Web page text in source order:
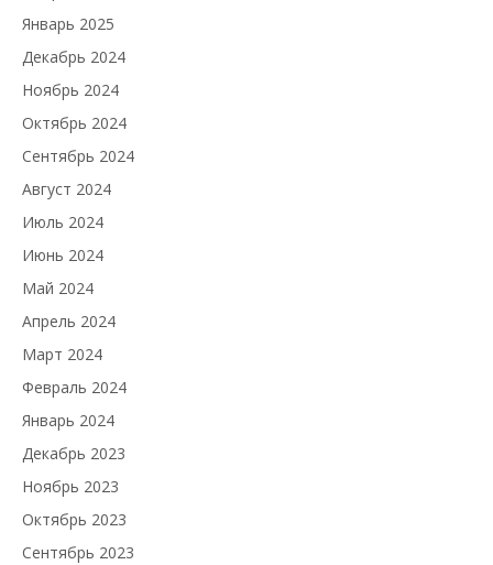
Январь 2025
Декабрь 2024
Ноябрь 2024
Октябрь 2024
Сентябрь 2024
Август 2024
Июль 2024
Июнь 2024
Май 2024
Апрель 2024
Март 2024
Февраль 2024
Январь 2024
Декабрь 2023
Ноябрь 2023
Октябрь 2023
Сентябрь 2023